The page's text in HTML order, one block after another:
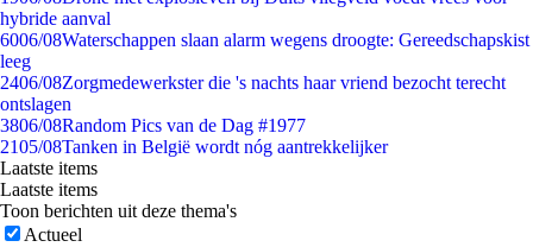
hybride aanval
6006/08Waterschappen slaan alarm wegens droogte: Gereedschapskist
leeg
2406/08Zorgmedewerkster die 's nachts haar vriend bezocht terecht
ontslagen
3806/08Random Pics van de Dag #1977
2105/08Tanken in België wordt nóg aantrekkelijker
Laatste items
Laatste items
Toon berichten uit deze thema's
Actueel